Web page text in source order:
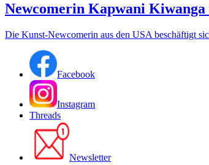
Newcomerin Kapwani Kiwanga
Die Kunst-Newcomerin aus den USA beschäftigt
Facebook
Instagram
Threads
Newsletter